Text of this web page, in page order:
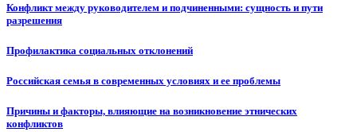
Конфликт между руководителем и подчиненными: сущность и пути
разрешения
Профилактика социальных отклонений
Российская семья в современных условиях и ее проблемы
Причины и факторы, влияющие на возникновение этнических
конфликтов